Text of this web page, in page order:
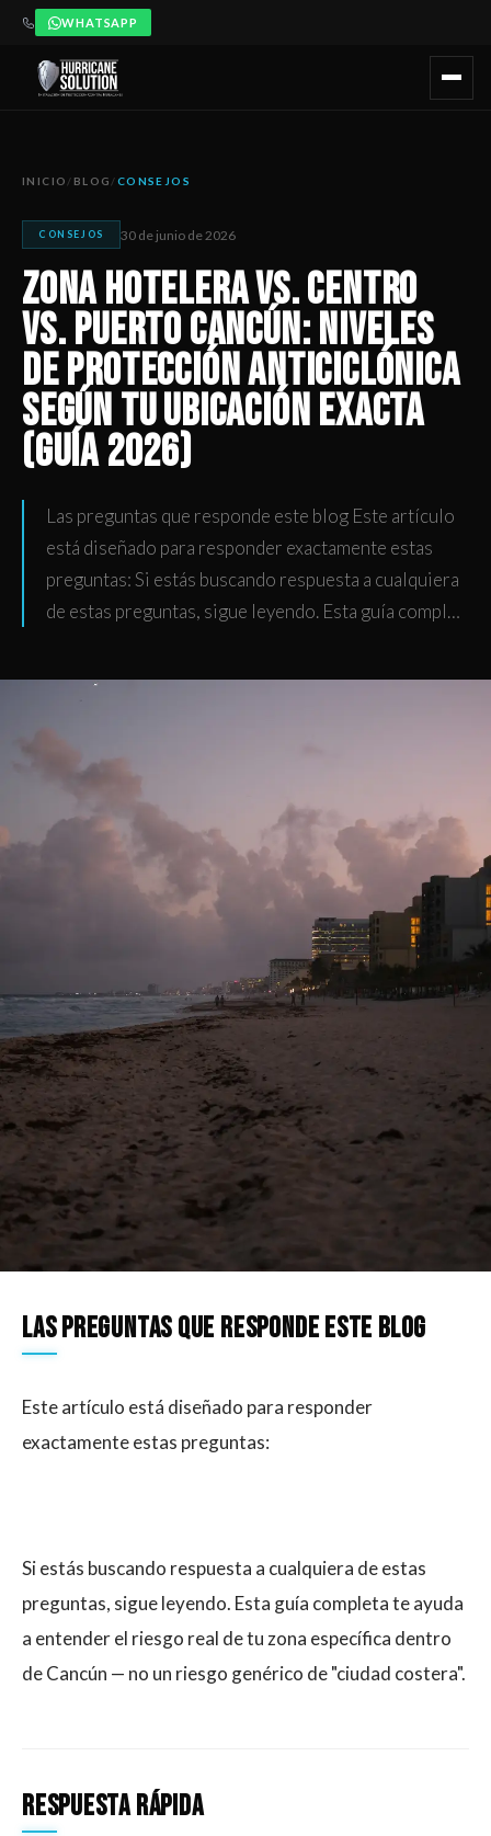
WHATSAPP
INICIO / BLOG /CONSEJOS
CONSEJOS 30 de junio de 2026
Zona Hotelera vs. Centro
vs. Puerto Cancún: Niveles
de Protección Anticiclónica
Según tu Ubicación Exacta
(Guía 2026)
Las preguntas que responde este blog Este artículo
está diseñado para responder exactamente estas
preguntas: Si estás buscando respuesta a cualquiera
de estas preguntas, sigue leyendo. Esta guía compl…
Las preguntas que responde este blog
Este artículo está diseñado para responder
exactamente estas preguntas:
Si estás buscando respuesta a cualquiera de estas
preguntas, sigue leyendo. Esta guía completa te ayuda
a entender el riesgo real de tu zona específica dentro
de Cancún — no un riesgo genérico de "ciudad costera".
Respuesta rápida